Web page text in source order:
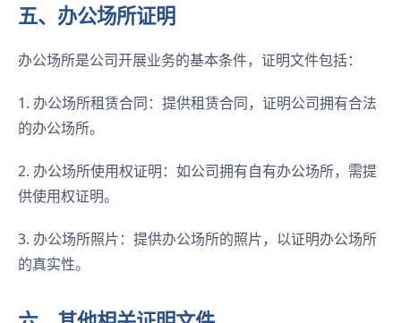
五、办公场所证明
办公场所是公司开展业务的基本条件，证明文件包括：
1. 办公场所租赁合同：提供租赁合同，证明公司拥有合法
的办公场所。
2. 办公场所使用权证明：如公司拥有自有办公场所，需提
供使用权证明。
3. 办公场所照片：提供办公场所的照片，以证明办公场所
的真实性。